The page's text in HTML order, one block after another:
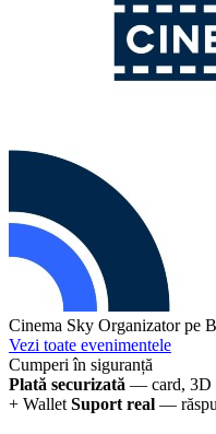
Cinema Sky Organizator pe
Vezi toate evenimentele
Cumperi în siguranță
Plată securizată — card, 3D
+ Wallet Suport real —